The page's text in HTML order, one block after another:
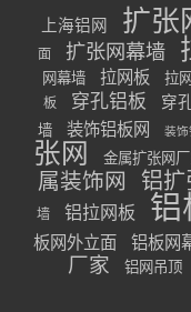
上海铝网 扩张
面
扩张网幕墙
网幕墙
拉网板 拉
板
穿孔铝板 穿
墙
装饰铝板网 装饰
张网
金属扩张网
属装饰网
铝扩
墙
铝拉网板 铝
板网外立面
铝板网
厂家
铝网吊顶